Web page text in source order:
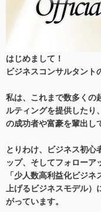
はじめまして！
ビジネスコンサルタント
私は、これまで数多くの
ルティングを提供したり
の成功者や富豪を輩出し
とりわけ、ビジネス初心
ップ、そしてフォローア
「少人数高利益化ビジ
上げるビジネスモデル
がっています。